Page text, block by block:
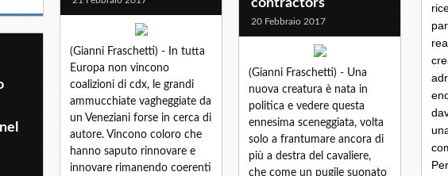
(Gianni Fraschetti) - In tutta
Europa non vincono
coalizioni di cdx, le grandi
ammucchiate vagheggiate da
un Veneziani forse in cerca di
autore. Vincono coloro che
hanno saputo rinnovare e
innovare rimanendo coerenti
contractors
20 Febbraio 2017
(Gianni Fraschetti) - Una
nuova creatura è nata in
politica e vedere questa
ennesima sceneggiata, volta
solo a frantumare ancora di
più a destra del cavaliere,
che come un pugile suonato